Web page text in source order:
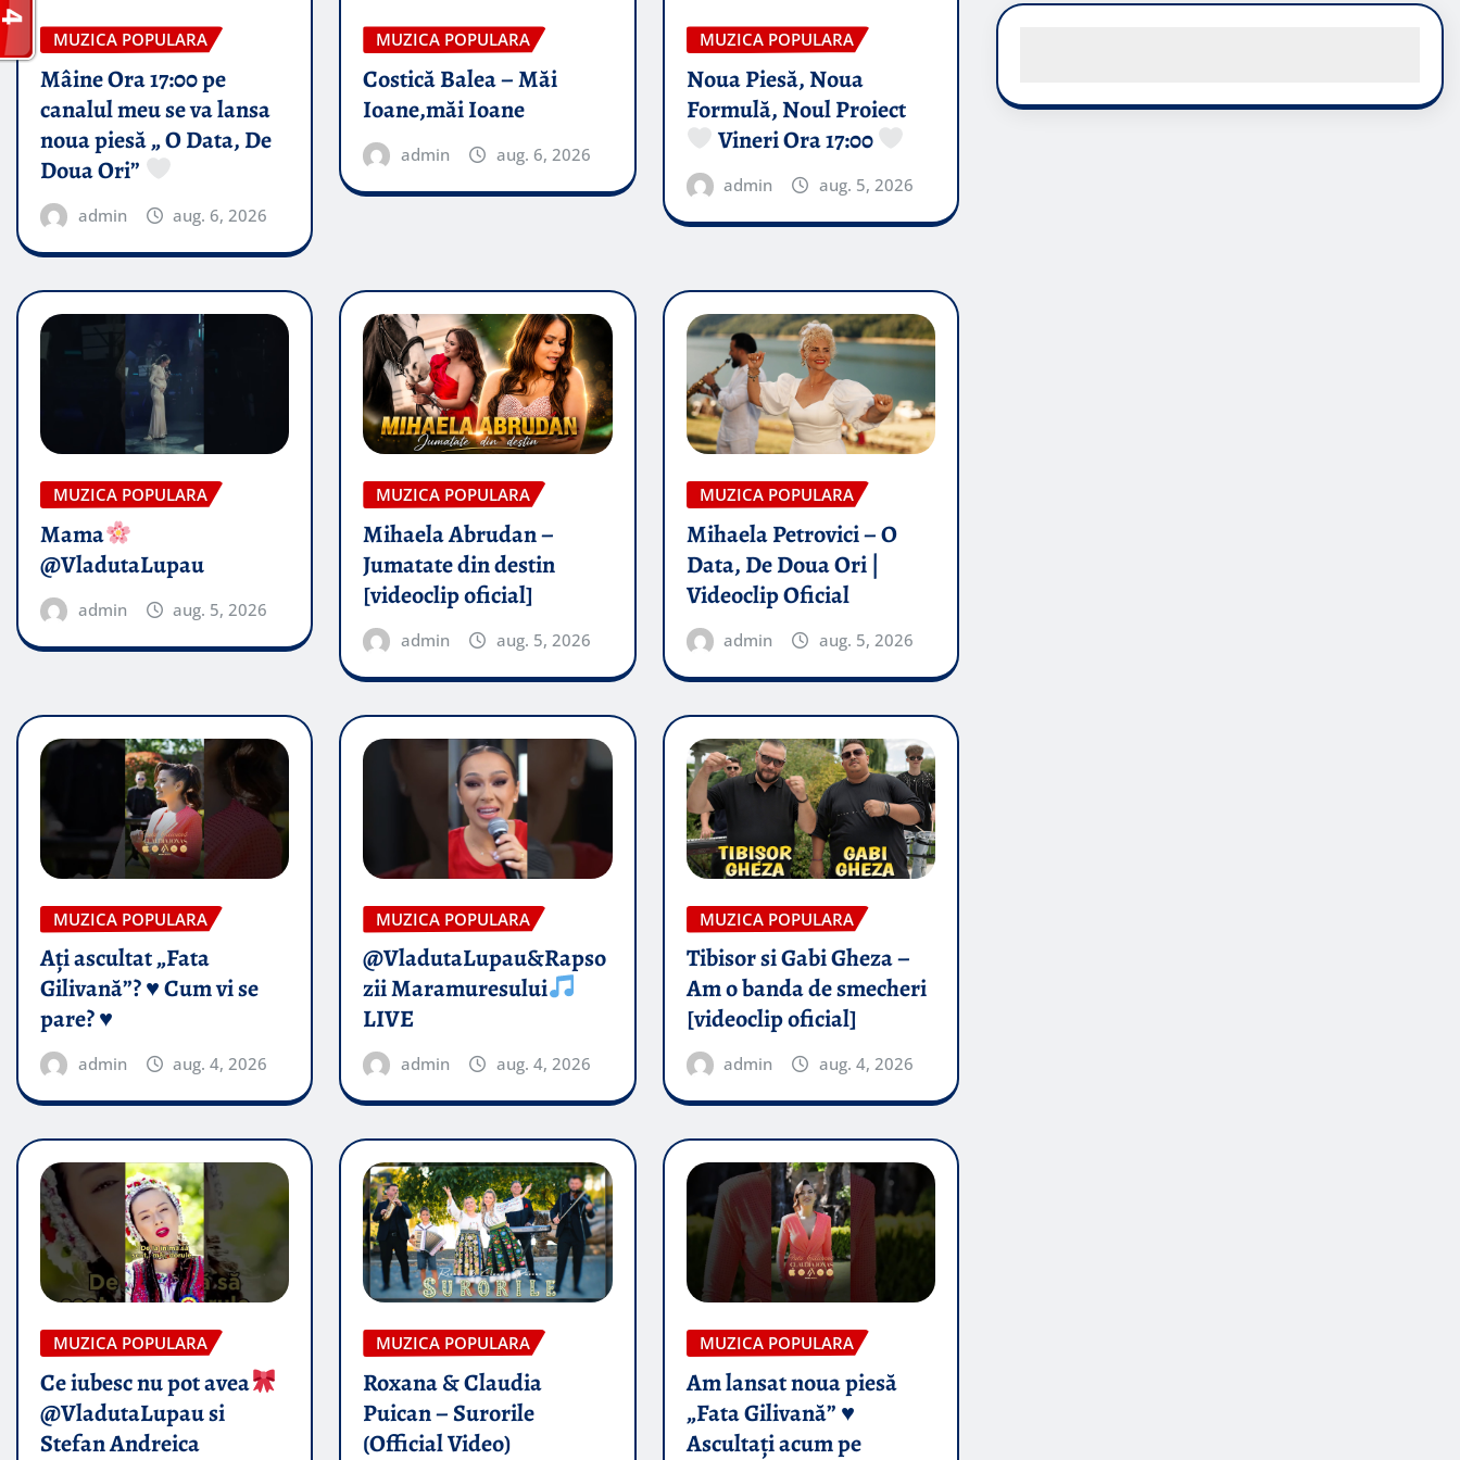
MUZICA POPULARA
Mâine Ora 17:00 pe
canalul meu se va lansa
noua piesă „ O Data, De
Doua Ori”
admin aug. 6, 2026
MUZICA POPULARA
Costică Balea – Măi
Ioane,măi Ioane
admin aug. 6, 2026
MUZICA POPULARA
Noua Piesă, Noua
Formulă, Noul Proiect
Vineri Ora 17:00
admin aug. 5, 2026
MUZICA POPULARA
Mama
@VladutaLupau
admin aug. 5, 2026
MUZICA POPULARA
Mihaela Abrudan –
Jumatate din destin
[videoclip oficial]
admin aug. 5, 2026
MUZICA POPULARA
Mihaela Petrovici – O
Data, De Doua Ori |
Videoclip Oficial
admin aug. 5, 2026
MUZICA POPULARA
Ați ascultat „Fata
Gilivană”? ♥️ Cum vi se
pare? ♥️
admin aug. 4, 2026
MUZICA POPULARA
@VladutaLupau&Rapso
zii Maramuresului
LIVE
admin aug. 4, 2026
MUZICA POPULARA
Tibisor si Gabi Gheza –
Am o banda de smecheri
[videoclip oficial]
admin aug. 4, 2026
MUZICA POPULARA
Ce iubesc nu pot avea
@VladutaLupau si
Stefan Andreica
MUZICA POPULARA
Roxana & Claudia
Puican – Surorile
(Official Video)
MUZICA POPULARA
Am lansat noua piesă
„Fata Gilivană” ♥️
Ascultați acum pe